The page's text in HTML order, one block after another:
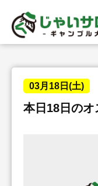
03月18日(土)
本日18日の